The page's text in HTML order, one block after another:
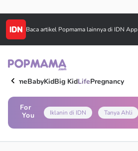
Baca artikel Popmama lainnya di IDN App
HomeBabyKidBig KidLifePregnancy
For
You
Iklanin di IDN Tanya Ahli